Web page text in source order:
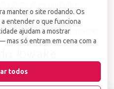
deste site é proibido e
Autorais nº 9.610/98.
ao órgão competente.
manter o site rodando. Os
entender o que funciona
ajudam a mostrar
mas só entram em cena com a
todos